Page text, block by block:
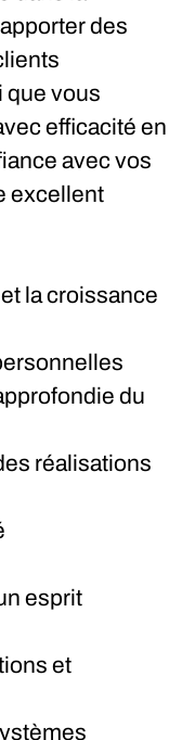
des
que vous
efficacité en
avec vos
excellent
la croissance
du
réalisations
esprit
et